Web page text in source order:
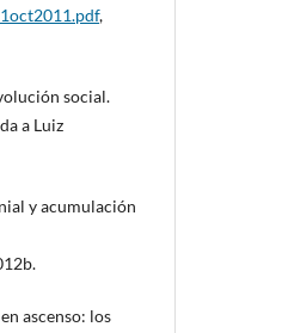
,
social.
a Luiz
y acumulación
ascenso: los